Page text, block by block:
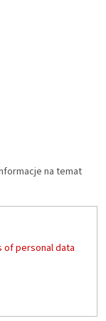
na temat
of personal data